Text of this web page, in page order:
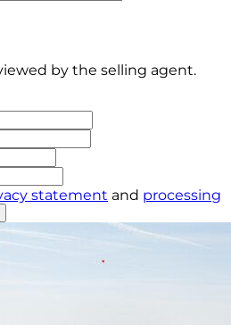
by the selling agent.
statement and processing